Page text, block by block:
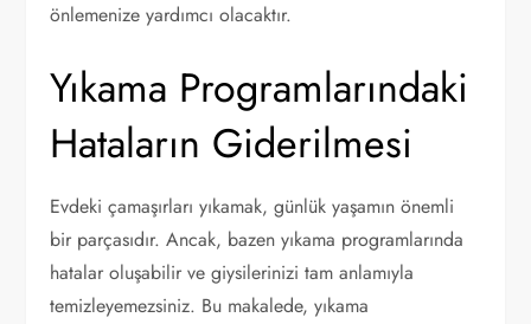
önlemenize yardımcı olacaktır.
Yıkama Programlarındaki
Hataların Giderilmesi
Evdeki çamaşırları yıkamak, günlük yaşamın önemli
bir parçasıdır. Ancak, bazen yıkama programlarında
hatalar oluşabilir ve giysilerinizi tam anlamıyla
temizleyemezsiniz. Bu makalede, yıkama